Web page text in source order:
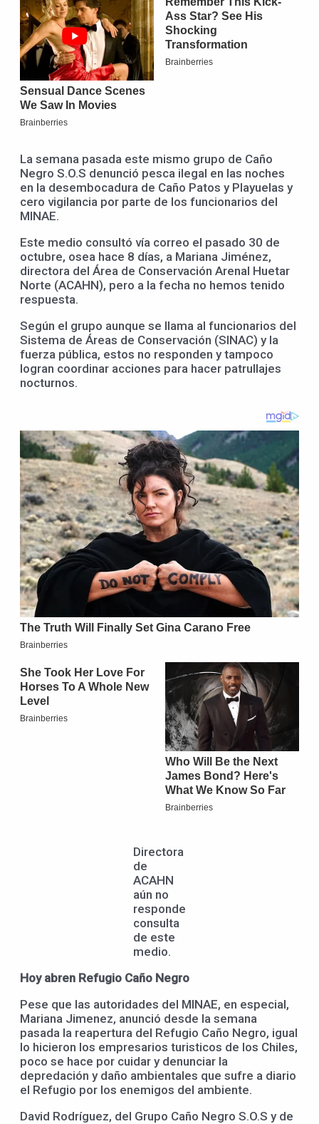
La semana pasada este mismo grupo de Caño
Negro S.O.S denunció pesca ilegal en las noches
en la desembocadura de Caño Patos y Playuelas y
cero vigilancia por parte de los funcionarios del
MINAE.
Este medio consultó vía correo el pasado 30 de
octubre, osea hace 8 días, a Mariana Jiménez,
directora del Área de Conservación Arenal Huetar
Norte (ACAHN), pero a la fecha no hemos tenido
respuesta.
Según el grupo aunque se llama al funcionarios del
Sistema de Áreas de Conservación (SINAC) y la
fuerza pública, estos no responden y tampoco
logran coordinar acciones para hacer patrullajes
nocturnos.
Directora
de
ACAHN
aún no
responde
consulta
de este
medio.
Hoy abren Refugio Caño Negro
Pese que las autoridades del MINAE, en especial,
Mariana Jimenez, anunció desde la semana
pasada la reapertura del Refugio Caño Negro, igual
lo hicieron los empresarios turisticos de los Chiles,
poco se hace por cuidar y denunciar la
depredación y daño ambientales que sufre a diario
el Refugio por los enemigos del ambiente.
David Rodríguez, del Grupo Caño Negro S.O.S y de